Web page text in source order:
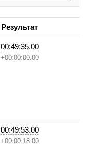
Результат
00:49:35.00
+00:00:00.00
00:49:53.00
+00:00:18.00